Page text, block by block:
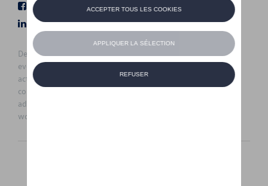
Facebook
Youtube
LinkedIn
Instagram
De prijzen op deze site zijn adviesprijzen (incl. btw), exclusief
eventuele installatiekosten. Voor meer informatie over de
actuele verkoopprijs en de eventuele installatiekosten kunt u
contact opnemen met uw concessiehouder / agent. De
adviesprijzen kunnen zonder voorafgaande kennisgeving
worden gewijzigd.